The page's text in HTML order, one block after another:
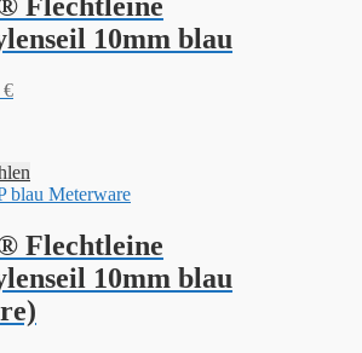
10mm blau
€
Flechtleine
10mm blau